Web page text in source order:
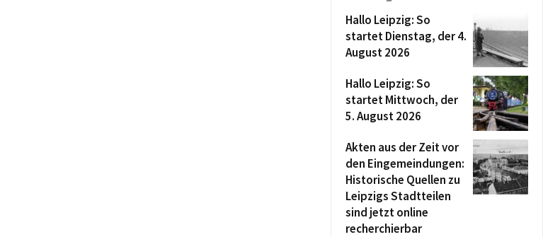
Hallo Leipzig: So
startet Dienstag, der 4.
August 2026
Hallo Leipzig: So
startet Mittwoch, der
5. August 2026
Akten aus der Zeit vor
den Eingemeindungen:
Historische Quellen zu
Leipzigs Stadtteilen
sind jetzt online
recherchierbar